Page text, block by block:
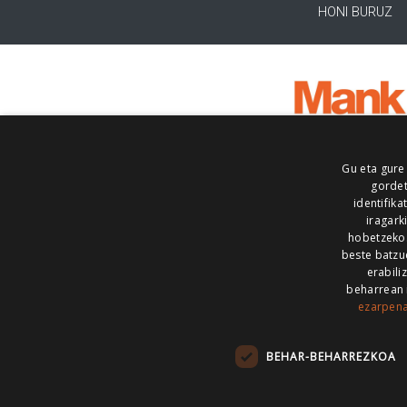
HONI BURUZ
ALEA
MAILOPE NOAUA
Gu eta
hobetzeko.
beste
beharrean
BEHAR-BEHARREZKOA